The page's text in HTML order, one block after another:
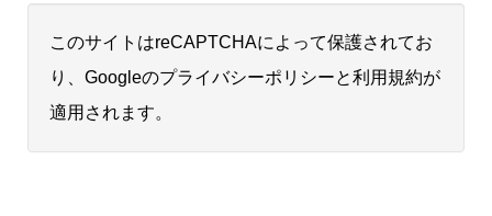
このサイトはreCAPTCHAによって保護されてお
り、Googleのプライバシーポリシーと利用規約が
適用されます。